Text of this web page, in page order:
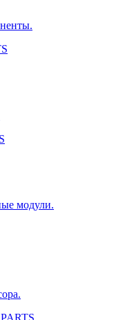
модули.